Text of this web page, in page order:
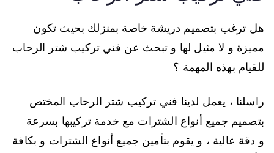
هل ترغب بتصميم دريشة خاصة بمنزلك بحيث تكون
مميزة و لا مثيل لها و تبحث عن فني تركيب شتر الرحاب
للقيام بهذه المهمة ؟
راسلنا ، يعمل لدينا فني تركيب شتر الرحاب المختص
بتصميم جميع أنواع الشترات مع خدمة تركيبها بسرعة
و دقة عالية ، و يقوم بتأمين جميع أنواع الشترات و بكافة